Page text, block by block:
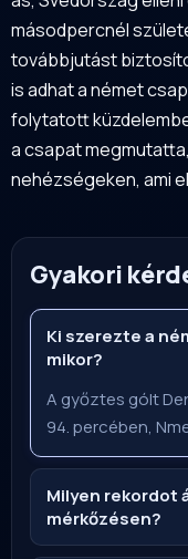
másodpercnél
továbbjutást
is adhat a német
folytatott
a csapat
nehézségeken, ami
Gyakori
Ki szerezte a
mikor?
A győztes gólt
94. percében,
Milyen rekordot
mérkőzésen?